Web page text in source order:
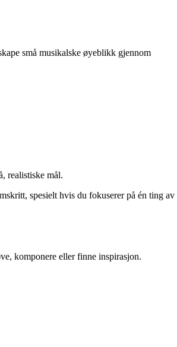
små musikalske øyeblikk gjennom
realistiske mål.
spesielt hvis du fokuserer på én ting av
komponere eller finne inspirasjon.